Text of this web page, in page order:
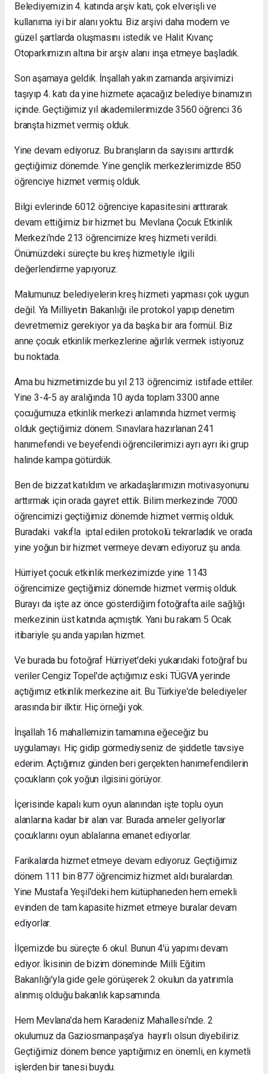
Belediyemizin 4. katında arşiv katı, çok elverişli ve
kullanıma iyi bir alanı yoktu. Biz arşivi daha modern ve
güzel şartlarda oluşmasını istedik ve Halit Kıvanç
Otoparkımızın altına bir arşiv alanı inşa etmeye başladık.
Son aşamaya geldik. İnşallah yakın zamanda arşivimizi
taşıyıp 4. katı da yine hizmete açacağız belediye binamızın
içinde. Geçtiğimiz yıl akademilerimizde 3560 öğrenci 36
branşta hizmet vermiş olduk.
Yine devam ediyoruz. Bu branşların da sayısını arttırdık
geçtiğimiz dönemde. Yine gençlik merkezlerimizde 850
öğrenciye hizmet vermiş olduk.
Bilgi evlerinde 6012 öğrenciye kapasitesini arttırarak
devam ettiğimiz bir hizmet bu. Mevlana Çocuk Etkinlik
Merkezi'nde 213 öğrencimize kreş hizmeti verildi.
Önümüzdeki süreçte bu kreş hizmetiyle ilgili
değerlendirme yapıyoruz.
Malumunuz belediyelerin kreş hizmeti yapması çok uygun
değil. Ya Milliyetin Bakanlığı ile protokol yapıp denetim
devretmemiz gerekiyor ya da başka bir ara formül. Biz
anne çocuk etkinlik merkezlerine ağırlık vermek istiyoruz
bu noktada.
Ama bu hizmetimizde bu yıl 213 öğrencimiz istifade ettiler.
Yine 3-4-5 ay aralığında 10 ayda toplam 3300 anne
çocuğumuza etkinlik merkezi anlamında hizmet vermiş
olduk geçtiğimiz dönem. Sınavlara hazırlanan 241
hanımefendi ve beyefendi öğrencilerimizi ayrı ayrı iki grup
halinde kampa götürdük.
Ben de bizzat katıldım ve arkadaşlarımızın motivasyonunu
arttırmak için orada gayret ettik. Bilim merkezinde 7000
öğrencimizi geçtiğimiz dönemde hizmet vermiş olduk.
Buradaki vakıfla iptal edilen protokolü tekrarladık ve orada
yine yoğun bir hizmet vermeye devam ediyoruz şu anda.
Hürriyet çocuk etkinlik merkezimizde yine 1143
öğrencimize geçtiğimiz dönemde hizmet vermiş olduk.
Burayı da işte az önce gösterdiğim fotoğrafta aile sağlığı
merkezinin üst katında açmıştık. Yani bu rakam 5 Ocak
itibariyle şu anda yapılan hizmet.
Ve burada bu fotoğraf Hürriyet'deki yukarıdaki fotoğraf bu
veriler Cengiz Topel'de açtığımız eski TÜGVA yerinde
açtığımız etkinlik merkezine ait. Bu Türkiye'de belediyeler
arasında bir ilktir. Hiç örneği yok.
İnşallah 16 mahallemizin tamamına eğeceğiz bu
uygulamayı. Hiç gidip görmediyseniz de şiddetle tavsiye
ederim. Açtığımız günden beri gerçekten hanımefendilerin
çocukların çok yoğun ilgisini görüyor.
İçerisinde kapalı kum oyun alanından işte toplu oyun
alanlarına kadar bir alan var. Burada anneler geliyorlar
çocuklarını oyun ablalarına emanet ediyorlar.
Farikalarda hizmet etmeye devam ediyoruz. Geçtiğimiz
dönem 111 bin 877 öğrencimiz hizmet aldı buralardan.
Yine Mustafa Yeşil'deki hem kütüphaneden hem emekli
evinden de tam kapasite hizmet etmeye buralar devam
ediyorlar.
İlçemizde bu süreçte 6 okul. Bunun 4'ü yapımı devam
ediyor. İkisinin de bizim döneminde Milli Eğitim
Bakanlığı'yla gide gele görüşerek 2 okulun da yatırımla
alınmış olduğu bakanlık kapsamında.
Hem Mevlana'da hem Karadeniz Mahallesi'nde. 2
okulumuz da Gaziosmanpaşa’ya hayırlı olsun diyebiliriz.
Geçtiğimiz dönem bence yaptığımız en önemli, en kıymetli
işlerden bir tanesi buydu.